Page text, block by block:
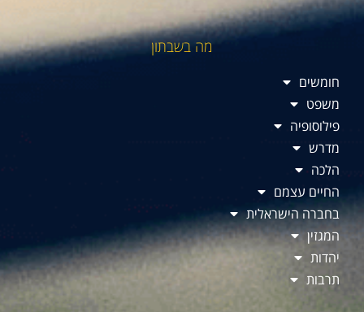
מה בשבתון
חומשים
משפט
פילוסופיה
מדרש
הלכה
החיים עצמם
בחברה הישראלית
המגזין
יהדות
תרבות